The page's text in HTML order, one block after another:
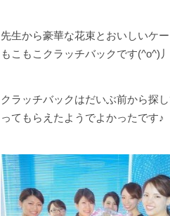
先生から豪華な花束とおいしいケ
もこもこクラッチバックです(^o^)丿
クラッチバックはだいぶ前から探
ってもらえたようでよかったです♪